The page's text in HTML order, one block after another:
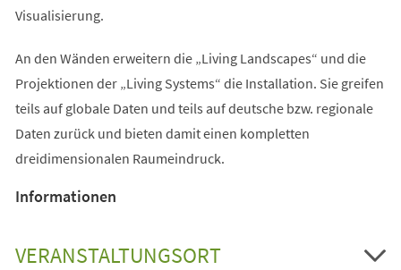
Visualisierung.
An den Wänden erweitern die „Living Landscapes“ und die
Projektionen der „Living Systems“ die Installation. Sie greifen
teils auf globale Daten und teils auf deutsche bzw. regionale
Daten zurück und bieten damit einen kompletten
dreidimensionalen Raumeindruck.
Informationen
VERANSTALTUNGSORT